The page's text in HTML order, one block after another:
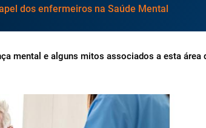
dos enfermeiros na Saúde Mental
mental e alguns mitos associados a esta área